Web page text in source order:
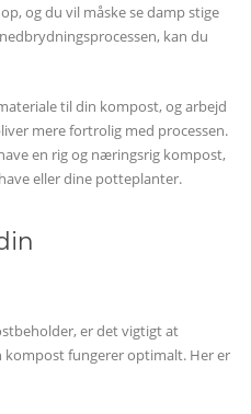
og du vil måske se damp stige
kan du
til din kompost, og arbejd
mere fortrolig med processen.
en rig og næringsrig kompost,
eller dine potteplanter.
er det vigtigt at
kompost fungerer optimalt. Her er